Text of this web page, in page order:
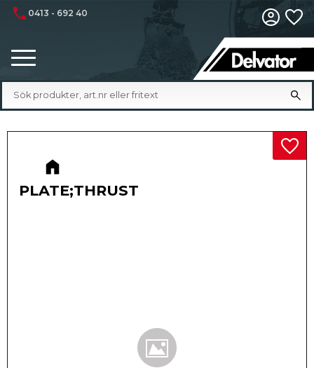
phone 0413 - 692 40
PLATE;THRUST